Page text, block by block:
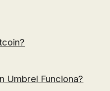
Umbrel Funciona?